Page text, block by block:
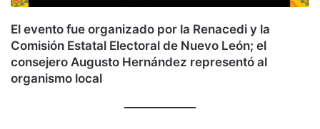
El evento fue organizado por la Renacedi y la
Comisión Estatal Electoral de Nuevo León; el
consejero Augusto Hernández representó al
organismo local